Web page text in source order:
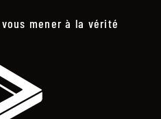
mener à la vérité